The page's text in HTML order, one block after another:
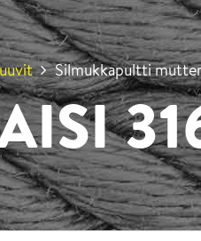
Silmukkapultti